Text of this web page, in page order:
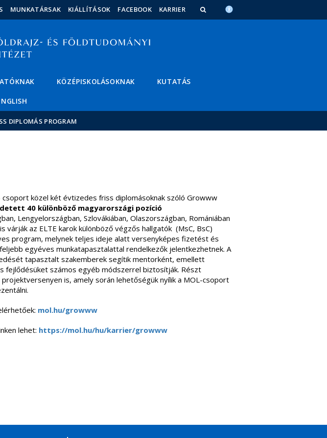
a
MUNKATÁRSAK KIÁLLÍTÁSOK FACEBOOK KARRIER
KÖZÉPISKOLÁSOKNAK KUTATÁS
DIPLOMÁS PROGRAM
csoport közel két évtizedes friss diplomásoknak szóló Growww
40 különböző magyarországi pozíció
Lengyelországban, Szlovákiában, Olaszországban, Romániában
várják az ELTE karok különböző végzős hallgatók (MsC, BsC)
program, melynek teljes ideje alatt versenyképes fizetést és
egyéves munkatapasztalattal rendelkezők jelentkezhetnek. A
tapasztalt szakemberek segítik mentorként, emellett
fejlődésüket számos egyéb módszerrel biztosítják. Részt
is, amely során lehetőségük nyílik a MOL-csoport
mol.hu/growww
lehet: https://mol.hu/hu/karrier/growww